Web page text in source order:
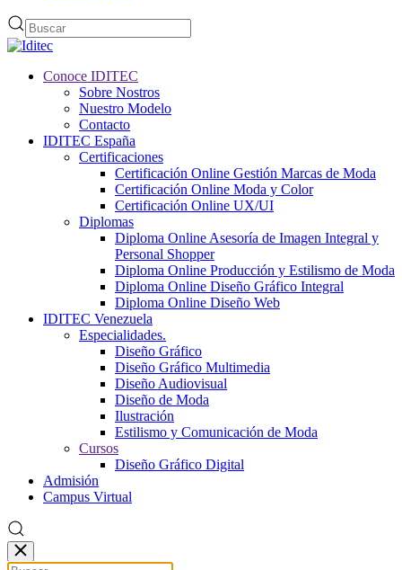
Conoce IDITEC
Sobre Nostros
Nuestro Modelo
Contacto
IDITEC España
Certificaciones
Certificación Online Gestión Marcas de Moda
Certificación Online Moda y Color
Certificación Online UX/UI
Diplomas
Diploma Online Asesoría de Imagen Integral y
Personal Shopper
Diploma Online Producción y Estilismo de Moda
Diploma Online Diseño Gráfico Integral
Diploma Online Diseño Web
IDITEC Venezuela
Especialidades.
Diseño Gráfico
Diseño Gráfico Multimedia
Diseño Audiovisual
Diseño de Moda
Ilustración
Estilismo y Comunicación de Moda
Cursos
Diseño Gráfico Digital
Admisión
Campus Virtual